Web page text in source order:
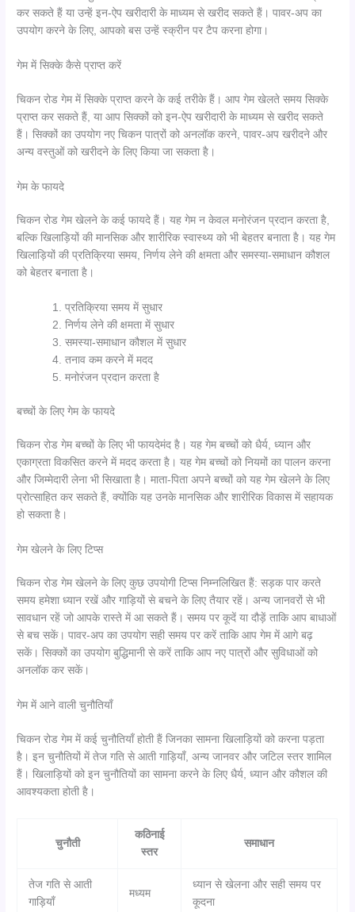
कर सकते हैं या उन्हें इन-ऐप खरीदारी के माध्यम से खरीद सकते हैं। पावर-अप का
उपयोग करने के लिए, आपको बस उन्हें स्क्रीन पर टैप करना होगा।
गेम में सिक्के कैसे प्राप्त करें
चिकन रोड गेम में सिक्के प्राप्त करने के कई तरीके हैं। आप गेम खेलते समय सिक्के
प्राप्त कर सकते हैं, या आप सिक्कों को इन-ऐप खरीदारी के माध्यम से खरीद सकते
हैं। सिक्कों का उपयोग नए चिकन पात्रों को अनलॉक करने, पावर-अप खरीदने और
अन्य वस्तुओं को खरीदने के लिए किया जा सकता है।
गेम के फायदे
चिकन रोड गेम खेलने के कई फायदे हैं। यह गेम न केवल मनोरंजन प्रदान करता है,
बल्कि खिलाड़ियों की मानसिक और शारीरिक स्वास्थ्य को भी बेहतर बनाता है। यह गेम
खिलाड़ियों की प्रतिक्रिया समय, निर्णय लेने की क्षमता और समस्या-समाधान कौशल
को बेहतर बनाता है।
प्रतिक्रिया समय में सुधार
निर्णय लेने की क्षमता में सुधार
समस्या-समाधान कौशल में सुधार
तनाव कम करने में मदद
मनोरंजन प्रदान करता है
बच्चों के लिए गेम के फायदे
चिकन रोड गेम बच्चों के लिए भी फायदेमंद है। यह गेम बच्चों को धैर्य, ध्यान और
एकाग्रता विकसित करने में मदद करता है। यह गेम बच्चों को नियमों का पालन करना
और जिम्मेदारी लेना भी सिखाता है। माता-पिता अपने बच्चों को यह गेम खेलने के लिए
प्रोत्साहित कर सकते हैं, क्योंकि यह उनके मानसिक और शारीरिक विकास में सहायक
हो सकता है।
गेम खेलने के लिए टिप्स
चिकन रोड गेम खेलने के लिए कुछ उपयोगी टिप्स निम्नलिखित हैं: सड़क पार करते
समय हमेशा ध्यान रखें और गाड़ियों से बचने के लिए तैयार रहें। अन्य जानवरों से भी
सावधान रहें जो आपके रास्ते में आ सकते हैं। समय पर कूदें या दौड़ें ताकि आप बाधाओं
से बच सकें। पावर-अप का उपयोग सही समय पर करें ताकि आप गेम में आगे बढ़
सकें। सिक्कों का उपयोग बुद्धिमानी से करें ताकि आप नए पात्रों और सुविधाओं को
अनलॉक कर सकें।
गेम में आने वाली चुनौतियाँ
चिकन रोड गेम में कई चुनौतियाँ होती हैं जिनका सामना खिलाड़ियों को करना पड़ता
है। इन चुनौतियों में तेज गति से आती गाड़ियाँ, अन्य जानवर और जटिल स्तर शामिल
हैं। खिलाड़ियों को इन चुनौतियों का सामना करने के लिए धैर्य, ध्यान और कौशल की
आवश्यकता होती है।
चुनौती
कठिनाई
स्तर
समाधान
तेज गति से आती
गाड़ियाँ
मध्यम
ध्यान से खेलना और सही समय पर
कूदना